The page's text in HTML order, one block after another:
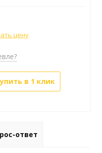
цену
в 1 клик
ответ